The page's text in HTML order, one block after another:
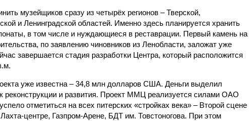
музейщиков сразу из четырёх регионов – Тверской,
и Ленинградской областей. Именно здесь планируется хранить
в том числе и нуждающиеся в реставрации. Первый камень на
по заявлению чиновников из Ленобласти, заложат уже
завершается стадия разработки Центра, который расположится
уже известна – 34,8 млн долларов США. Деньги выделил
реконструкции и развития. Проект ММЦ реализуется силами ОАО
отметиться на всех питерских «стройках века» – Второй сцене
центре, Газпром-Арене, БДТ им. Товстоногова. При этом